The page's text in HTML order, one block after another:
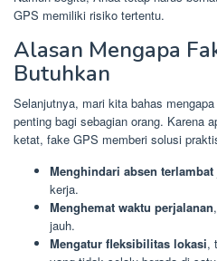
GPS memiliki risiko tertentu.
Alasan Mengapa
Butuhkan
Selanjutnya, mari kita bahas
penting bagi sebagian orang. Karena
ketat, fake GPS memberi solusi
Menghindari absen terlambat
kerja.
Menghemat waktu perjalanan
jauh.
Mengatur fleksibilitas lokasi,